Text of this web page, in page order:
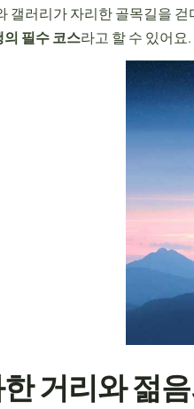
갤러리가 자리한 골목길을 걷
필수 코스라고 할 수 있어요.
거리와 젊